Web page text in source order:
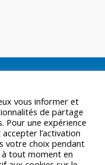
vous informer et
de partage
Pour une expérience
l’activation
votre choix pendant
à tout moment en